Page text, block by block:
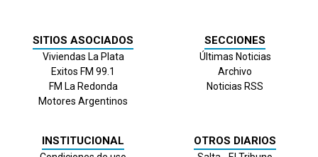
SITIOS ASOCIADOS
Viviendas La Plata
Exitos FM 99.1
FM La Redonda
Motores Argentinos
SECCIONES
Últimas Noticias
Archivo
Noticias RSS
INSTITUCIONAL OTROS DIARIOS